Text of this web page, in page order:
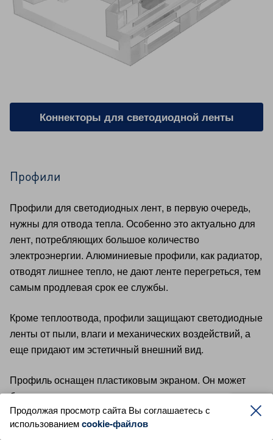
Коннекторы для светодиодной ленты
Профили
Профили для светодиодных лент, в первую очередь,
нужны для отвода тепла. Особенно это актуально для
лент, потребляющих большое количество
электроэнергии. Алюминиевые профили, как радиатор,
отводят лишнее тепло, не дают ленте перегреться, тем
самым продлевая срок ее службы.
Кроме теплоотвода, профили защищают светодиодные
ленты от пыли, влаги и механических воздействий, а
еще придают им эстетичный внешний вид.
Профиль оснащен пластиковым экраном. Он может
быть матовым или прозрачным, что влияет на
интенсивность освещения. Прозрачный экран создает
более резкий свет, а матовый рассеивает его.
Продолжая просмотр сайта Вы соглашаетесь с
использованиемcookie-файлов